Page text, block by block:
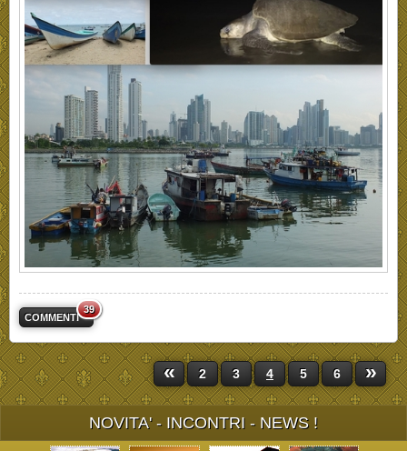
COMMENTI
39
« 2 3 4 5 6 »
NOVITA' - INCONTRI - NEWS !